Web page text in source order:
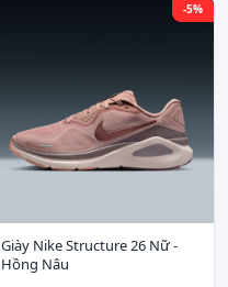
-5%
Giày Nike Structure 26 Nữ -
Hồng Nâu